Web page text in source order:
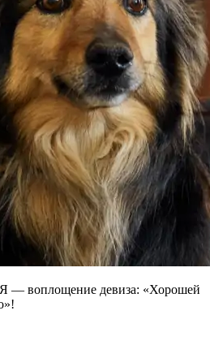
— воплощение девиза: «Хорошей